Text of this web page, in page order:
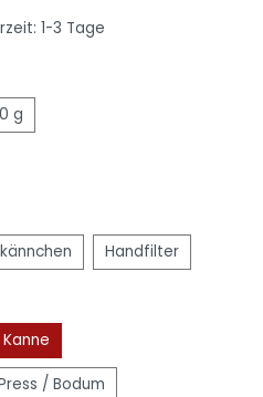
1-3 Tage
g
Handfilter
/ Bodum